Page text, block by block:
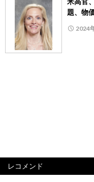
題、物
2024
レコメンド